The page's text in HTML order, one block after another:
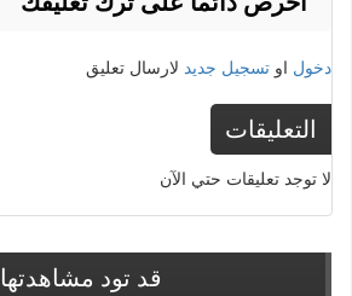
ايجي بيست,مسلسل بيبو اكوام
دخول او تسجيل جديد لارسال تعليق
التعليقات
لا توجد تعليقات حتي الآن
قد تود مشاهدتها